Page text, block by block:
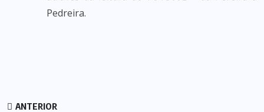
Pedreira.
ANTERIOR